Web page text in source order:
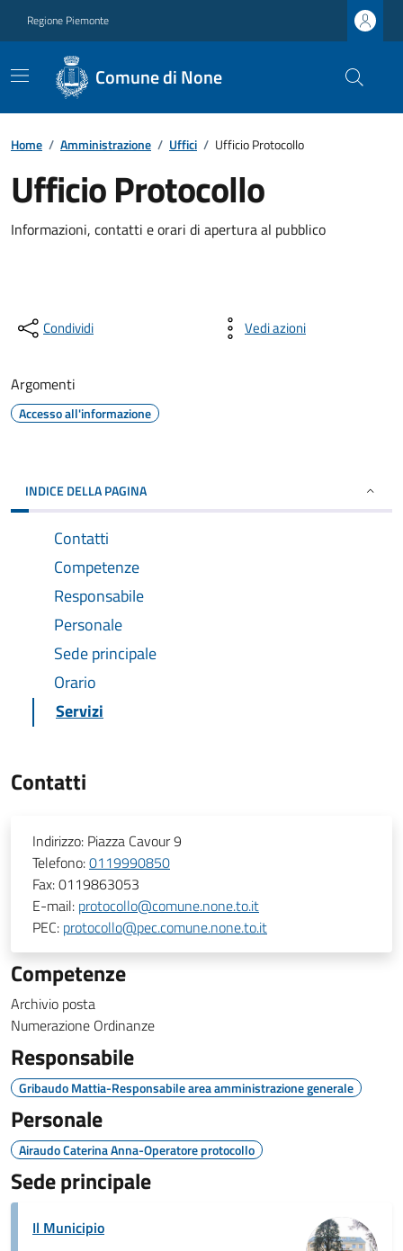
Regione Piemonte
Comune di None
Home / Amministrazione / Uffici / Ufficio Protocollo
Ufficio Protocollo
Informazioni, contatti e orari di apertura al pubblico
Condividi Vedi azioni
Argomenti
Accesso all'informazione
INDICE DELLA PAGINA
Contatti
Competenze
Responsabile
Personale
Sede principale
Orario
Servizi
Contatti
Indirizzo: Piazza Cavour 9
Telefono:0119990850
Fax:0119863053
E-mail: protocollo@comune.none.to.it
PEC: protocollo@pec.comune.none.to.it
Competenze
Archivio posta
Numerazione Ordinanze
Responsabile
Gribaudo Mattia-Responsabile area amministrazione generale
Personale
Airaudo Caterina Anna-Operatore protocollo
Sede principale
Il Municipio